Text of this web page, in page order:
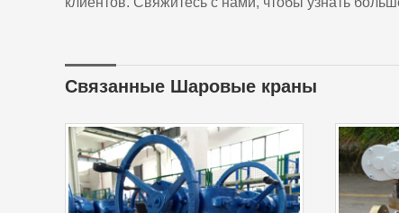
Связанные Шаровые краны